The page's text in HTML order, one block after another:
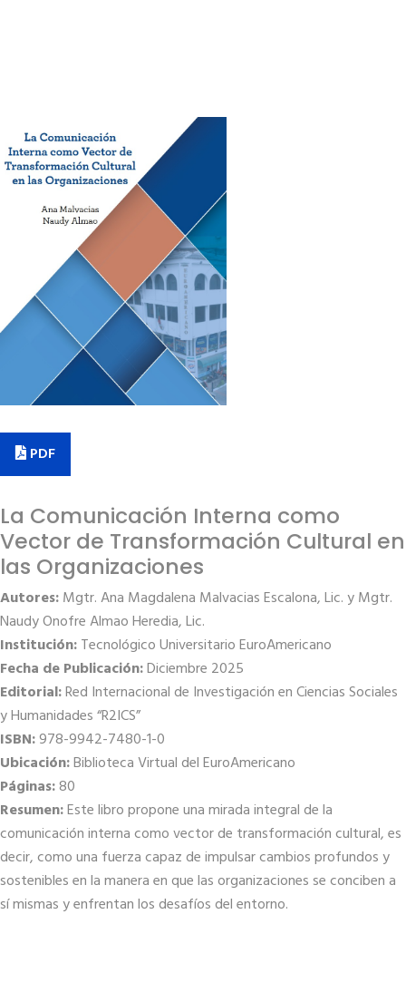
PDF
La Comunicación Interna como
Vector de Transformación Cultural en
las Organizaciones
Autores:Mgtr. Ana Magdalena Malvacias Escalona, Lic. y Mgtr.
Naudy Onofre Almao Heredia, Lic.
Institución:Tecnológico Universitario EuroAmericano
Fecha de Publicación:Diciembre 2025
Editorial:Red Internacional de Investigación en Ciencias Sociales
y Humanidades “R2ICS”
ISBN:978-9942-7480-1-0
Ubicación:Biblioteca Virtual del EuroAmericano
Páginas:80
Resumen:Este libro propone una mirada integral de la
comunicación interna como vector de transformación cultural, es
decir, como una fuerza capaz de impulsar cambios profundos y
sostenibles en la manera en que las organizaciones se conciben a
sí mismas y enfrentan los desafíos del entorno.